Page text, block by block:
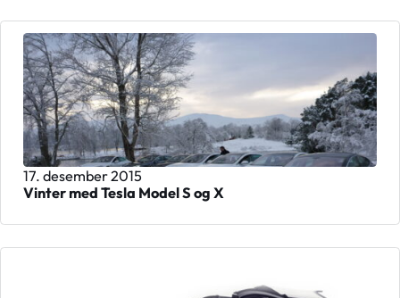
17. desember 2015
Vinter med Tesla Model S og X